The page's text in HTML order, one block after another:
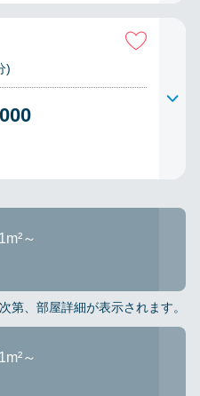
)
～
第、部屋詳細が表示されます。
～